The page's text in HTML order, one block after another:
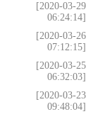
[2020-03-29
06:24:14]
[2020-03-26
07:12:15]
[2020-03-25
06:32:03]
[2020-03-23
09:48:04]